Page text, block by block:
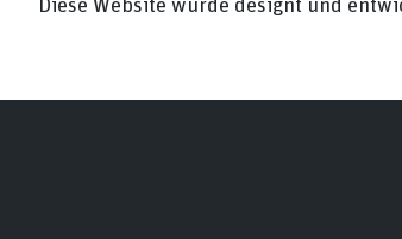
Diese Website wurde designt und